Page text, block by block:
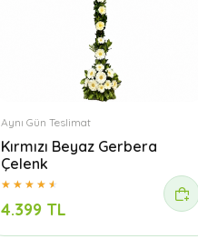
Aynı Gün Teslimat
Kırmızı Beyaz Gerbera
Çelenk
4.399 TL